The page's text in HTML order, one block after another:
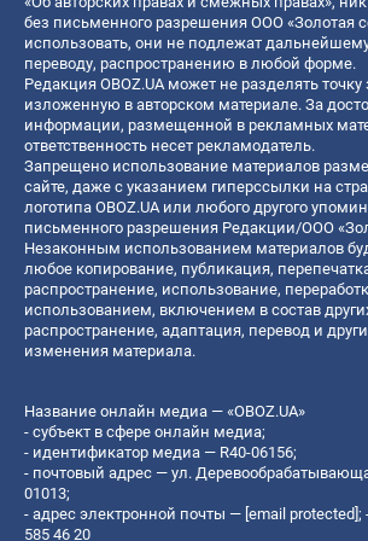
без письменного разрешения ООО «Золотая
использовать, они не подлежат
переводу, распространению в любой форме.
Редакция OBOZ.UA может не разделять точку
изложенную в авторском материале. За
информации, размещенной в рекламных
ответственность несет рекламодатель.
Запрещено использование материалов
сайте, даже с указанием гиперссылки на
логотипа OBOZ.UA или любого другого
письменного разрешения Редакции/ООО
Незаконным использованием материалов
любое копирование, публикация,
распространение, использование,
использованием, включением в состав
распространение, адаптация, перевод и
изменения материала.
Название онлайн медиа — «OBOZ.UA»
- субъект в сфере онлайн медиа;
- идентификатор медиа — R40-06156;
- почтовый адрес — ул.
01013;
- адрес электронной почты — [email protected] ;
585 46 20